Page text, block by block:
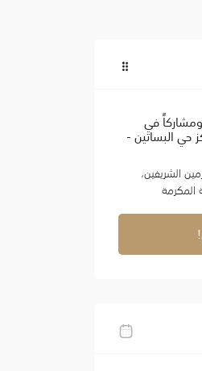
في
البساتين -
الشريفين،
المكرمة